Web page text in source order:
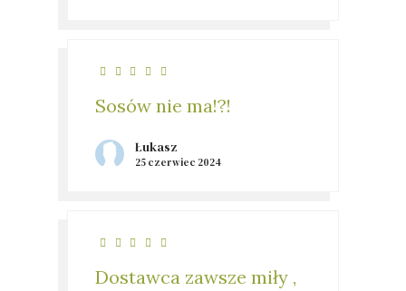
Sosów nie ma!?!
Łukasz
25 czerwiec 2024
Dostawca zawsze miły ,